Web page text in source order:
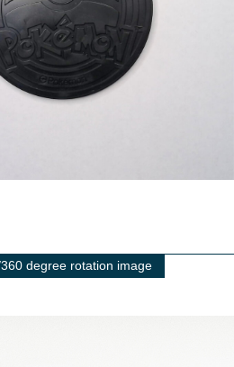
degree rotation image